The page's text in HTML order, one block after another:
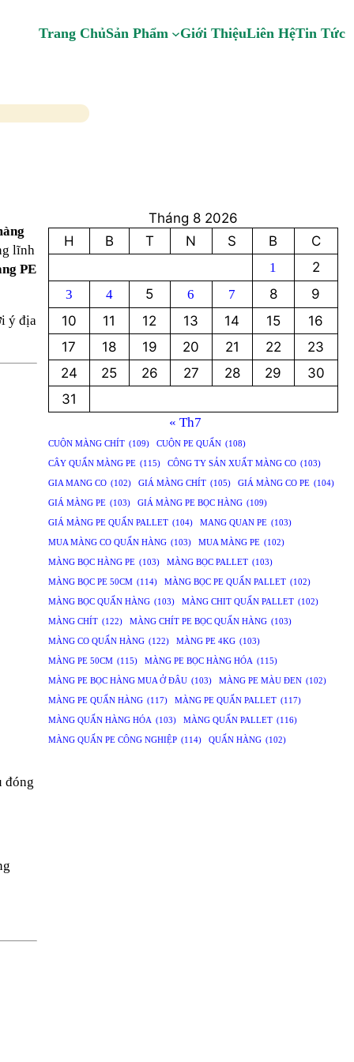
Trang ChủSản Phẩm Giới ThiệuLiên HệTin Tức
lĩnh
PE
ý địa
đóng
Tháng 8 2026
H
B T N S B C
1 2
3 4 5 6 7 8
9
10
11 12 13 14 15
16
17
18 19 20 21 22
23
24
25 26 27 28 29
30
31
« Th7
CUỘN MÀNG CHÍT (109) CUỘN PE QUẤN (108)
CÂY QUẤN MÀNG PE (115) CÔNG TY SẢN XUẤT MÀNG CO (103)
GIA MANG CO (102) GIÁ MÀNG CHÍT (105) GIÁ MÀNG CO PE (104)
GIÁ MÀNG PE (103) GIÁ MÀNG PE BỌC HÀNG (109)
GIÁ MÀNG PE QUẤN PALLET (104) MANG QUAN PE (103)
MUA MÀNG CO QUẤN HÀNG (103) MUA MÀNG PE (102)
MÀNG BỌC HÀNG PE (103) MÀNG BỌC PALLET (103)
MÀNG BỌC PE 50CM (114) MÀNG BỌC PE QUẤN PALLET (102)
MÀNG BỌC QUẤN HÀNG (103) MÀNG CHIT QUẤN PALLET (102)
MÀNG CHÍT (122) MÀNG CHÍT PE BỌC QUẤN HÀNG (103)
MÀNG CO QUẤN HÀNG (122) MÀNG PE 4KG (103)
MÀNG PE 50CM (115) MÀNG PE BỌC HÀNG HÓA (115)
MÀNG PE BỌC HÀNG MUA Ở ĐÂU (103) MÀNG PE MÀU ĐEN (102)
MÀNG PE QUẤN HÀNG (117) MÀNG PE QUẤN PALLET (117)
MÀNG QUẤN HÀNG HÓA (103) MÀNG QUẤN PALLET (116)
MÀNG QUẤN PE CÔNG NGHIỆP (114) QUẤN HÀNG (102)